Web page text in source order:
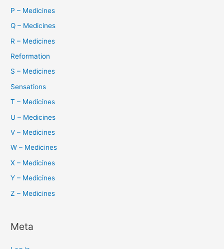
P – Medicines
Q – Medicines
R – Medicines
Reformation
S – Medicines
Sensations
T – Medicines
U – Medicines
V – Medicines
W – Medicines
X – Medicines
Y – Medicines
Z – Medicines
Meta